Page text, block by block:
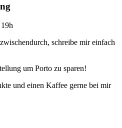
schreibe mir einfach
um Porto zu sparen!
und einen Kaffee gerne bei mir